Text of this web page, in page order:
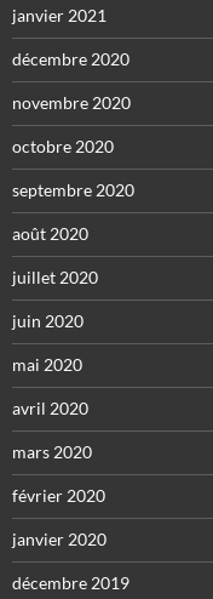
janvier 2021
décembre 2020
novembre 2020
octobre 2020
septembre 2020
août 2020
juillet 2020
juin 2020
mai 2020
avril 2020
mars 2020
février 2020
janvier 2020
décembre 2019